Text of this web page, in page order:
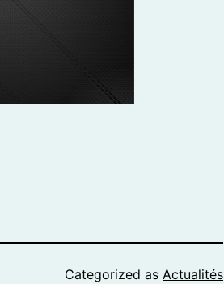
Categorized as Actualités